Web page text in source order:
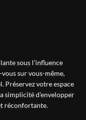
sous l'influence
sur vous-même,
Préservez votre espace
simplicité d'envelopper
réconfortante.